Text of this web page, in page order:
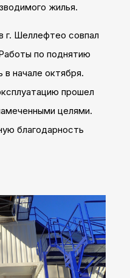
жилья.
г. Шеллефтео совпал
по поднятию
в начале октября.
прошел
целями.
благодарность